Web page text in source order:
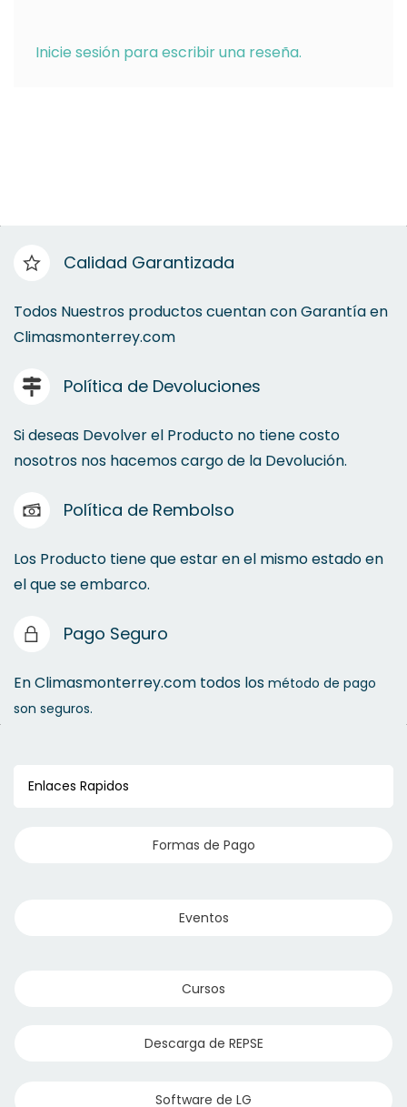
Inicie sesión para escribir una reseña.
Calidad Garantizada
Todos Nuestros productos cuentan con Garantía en
Climasmonterrey.com
Política de Devoluciones
Si deseas Devolver el Producto no tiene costo
nosotros nos hacemos cargo de la Devolución.
Política de Rembolso
Los Producto tiene que estar en el mismo estado en
el que se embarco.
Pago Seguro
En Climasmonterrey.com todos los método de pago
son seguros.
Enlaces Rapidos
Formas de Pago
Eventos
Cursos
Descarga de REPSE
Software de LG